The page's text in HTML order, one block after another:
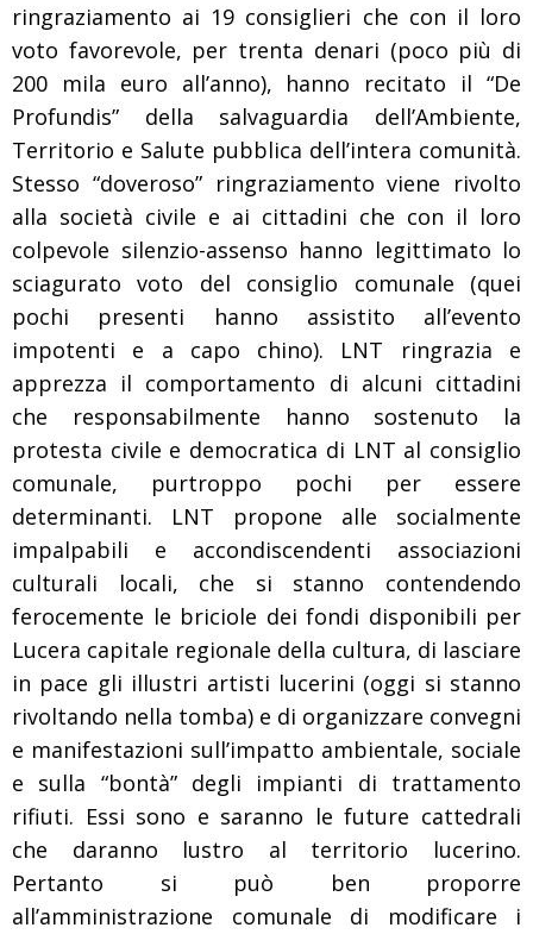
ringraziamento ai 19 consiglieri che con il loro
voto favorevole, per trenta denari (poco più di
200 mila euro all’anno), hanno recitato il “De
Profundis” della salvaguardia dell’Ambiente,
Territorio e Salute pubblica dell’intera comunità.
Stesso “doveroso” ringraziamento viene rivolto
alla società civile e ai cittadini che con il loro
colpevole silenzio-assenso hanno legittimato lo
sciagurato voto del consiglio comunale (quei
pochi presenti hanno assistito all’evento
impotenti e a capo chino). LNT ringrazia e
apprezza il comportamento di alcuni cittadini
che responsabilmente hanno sostenuto la
protesta civile e democratica di LNT al consiglio
comunale, purtroppo pochi per essere
determinanti. LNT propone alle socialmente
impalpabili e accondiscendenti associazioni
culturali locali, che si stanno contendendo
ferocemente le briciole dei fondi disponibili per
Lucera capitale regionale della cultura, di lasciare
in pace gli illustri artisti lucerini (oggi si stanno
rivoltando nella tomba) e di organizzare convegni
e manifestazioni sull’impatto ambientale, sociale
e sulla “bontà” degli impianti di trattamento
rifiuti. Essi sono e saranno le future cattedrali
che daranno lustro al territorio lucerino.
Pertanto si può ben proporre
all’amministrazione comunale di modificare i